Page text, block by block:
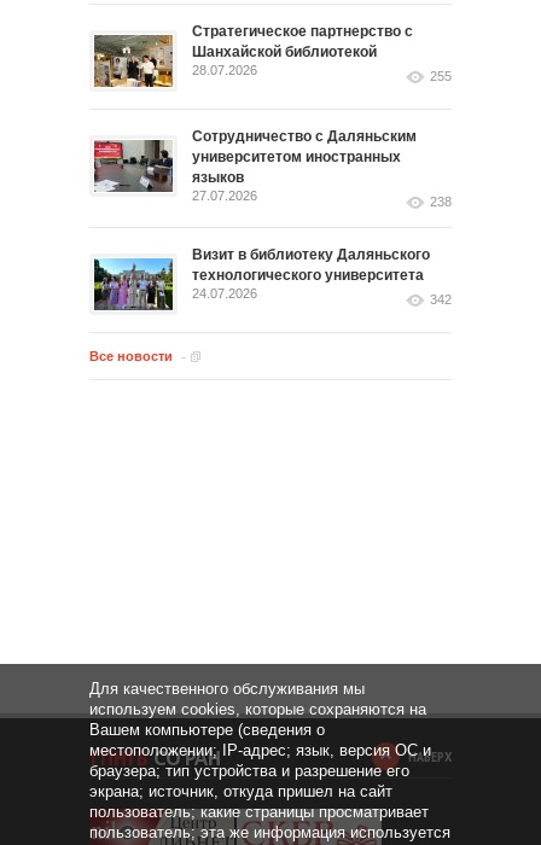
Стратегическое партнерство с
Шанхайской библиотекой
28.07.2026 255
Сотрудничество с Даляньским
университетом иностранных
языков
27.07.2026 238
Визит в библиотеку Даляньского
технологического университета
24.07.2026 342
Все новости
НАВЕРХ
Для качественного обслуживания мы
используем cookies, которые сохраняются на
Вашем компьютере (сведения о
местоположении; IP-адрес; язык, версия ОС и
браузера; тип устройства и разрешение его
экрана; источник, откуда пришел на сайт
пользователь; какие страницы просматривает
пользователь; эта же информация используется